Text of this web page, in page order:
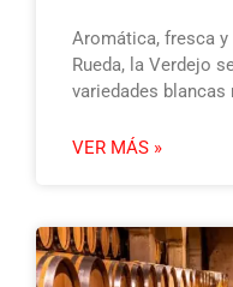
Aromática, fresca
Rueda, la Verdejo
variedades
VER MÁS »